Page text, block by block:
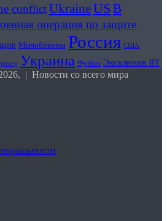
conflictUkraineUS В
операция по защите
Минобороны Россия США
Украина Футбол Эксклюзив RT
| Новости со всего мира